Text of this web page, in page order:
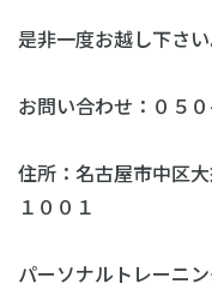
是非一度お越し下さい
お問い合わせ：０５
住所：名古屋市中区
１００１
パーソナルトレーニ